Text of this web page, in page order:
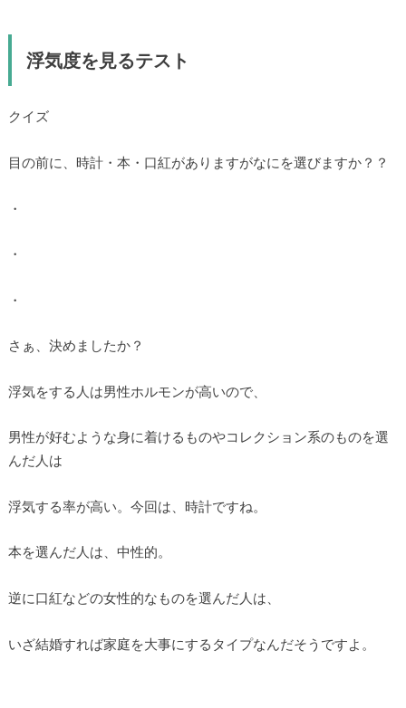
浮気度を見るテスト
クイズ
目の前に、時計・本・口紅がありますがなにを選びますか？？
・
・
・
さぁ、決めましたか？
浮気をする人は男性ホルモンが高いので、
男性が好むような身に着けるものやコレクション系のものを選
んだ人は
浮気する率が高い。今回は、時計ですね。
本を選んだ人は、中性的。
逆に口紅などの女性的なものを選んだ人は、
いざ結婚すれば家庭を大事にするタイプなんだそうですよ。